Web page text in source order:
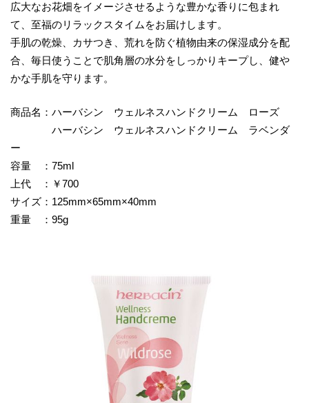
広大なお花畑をイメージさせるような豊かな香りに包まれ
て、至福のリラックスタイムをお届けします。
手肌の乾燥、カサつき、荒れを防ぐ植物由来の保湿成分を配
合、毎日使うことで肌角層の水分をしっかりキープし、健や
かな手肌を守ります。
商品名：ハーバシン ウェルネスハンドクリーム ローズ
ハーバシン ウェルネスハンドクリーム ラベンダ
ー
容量 ：75ml
上代 ：￥700
サイズ：125mm×65mm×40mm
重量 ：95g